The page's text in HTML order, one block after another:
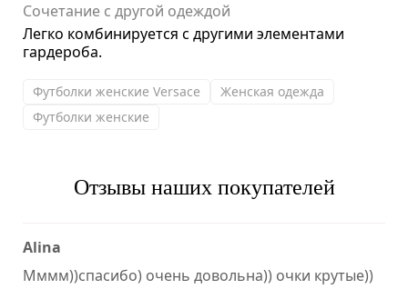
Сочетание с другой одеждой
Легко комбинируется с другими элементами
гардероба.
Футболки женские Versace
Женская одежда
Футболки женские
Отзывы наших покупателей
Alina
Мммм))спасибо) очень довольна)) очки крутые))